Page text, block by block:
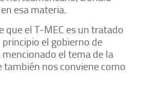
esa materia.
que el T-MEC es un tratado
el gobierno de
el tema de la
también nos conviene como